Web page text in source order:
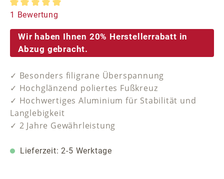
Durchschnittliche Bewertung von 5 von 5 Sternen
1 Bewertung
Wir haben Ihnen 20% Herstellerrabatt in
Abzug gebracht.
✓ Besonders filigrane Überspannung
✓ Hochglänzend poliertes Fußkreuz
✓ Hochwertiges Aluminium für Stabilität und
Langlebigkeit
✓ 2 Jahre Gewährleistung
Lieferzeit: 2-5 Werktage